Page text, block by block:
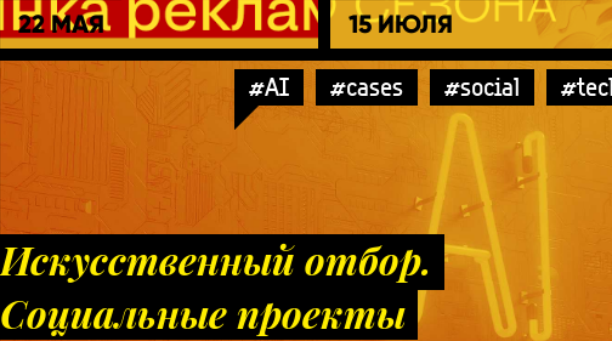
22 МАЯ 15 ИЮЛЯ
#AI #cases #social
Искусственный отбор.
Социальные проекты